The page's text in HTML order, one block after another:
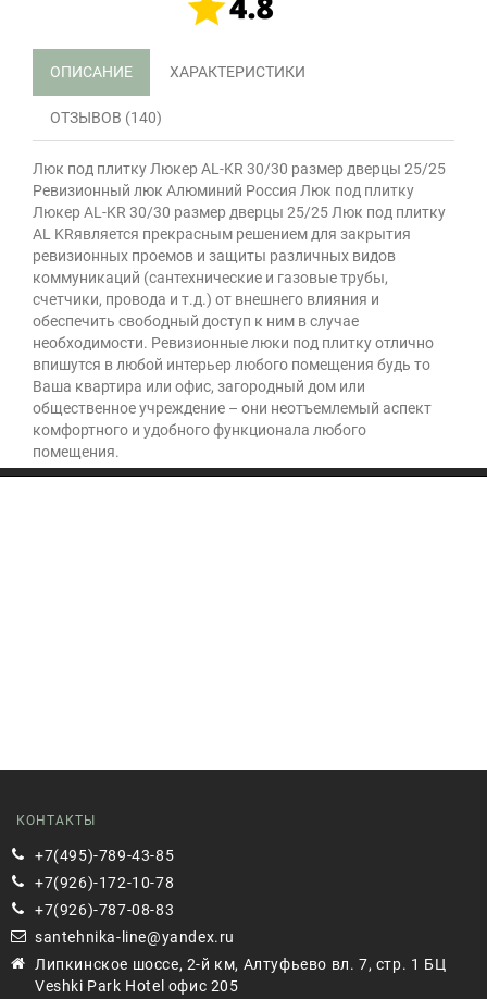
ОПИСАНИЕ ХАРАКТЕРИСТИКИ
ОТЗЫВОВ (140)
Люк под плитку Люкер AL-KR 30/30 размер дверцы 25/25
Ревизионный люк Алюминий Россия Люк под плитку
Люкер AL-KR 30/30 размер дверцы 25/25 Люк под плитку
AL KRявляется прекрасным решением для закрытия
ревизионных проемов и защиты различных видов
коммуникаций (сантехнические и газовые трубы,
счетчики, провода и т.д.) от внешнего влияния и
обеспечить свободный доступ к ним в случае
необходимости. Ревизионные люки под плитку отлично
впишутся в любой интерьер любого помещения будь то
Ваша квартира или офис, загородный дом или
общественное учреждение – они неотъемлемый аспект
комфортного и удобного функционала любого
помещения.
КОНТАКТЫ
+7(495)-789-43-85
+7(926)-172-10-78
+7(926)-787-08-83
santehnika-line@yandex.ru
Липкинское шоссе, 2-й км, Алтуфьево вл. 7, стр. 1 БЦ
Veshki Park Hotel офис 205